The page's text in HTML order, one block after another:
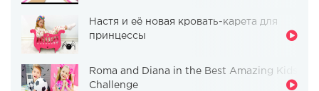
Настя и её новая кровать-карета для
принцессы
Roma and Diana in the Best Amazing Kids
Challenge